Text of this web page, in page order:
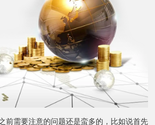
前需要注意的问题还是蛮多的，比如说首先